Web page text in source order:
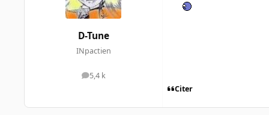
D-Tune
INpactien
5,4 k
messages
Citer